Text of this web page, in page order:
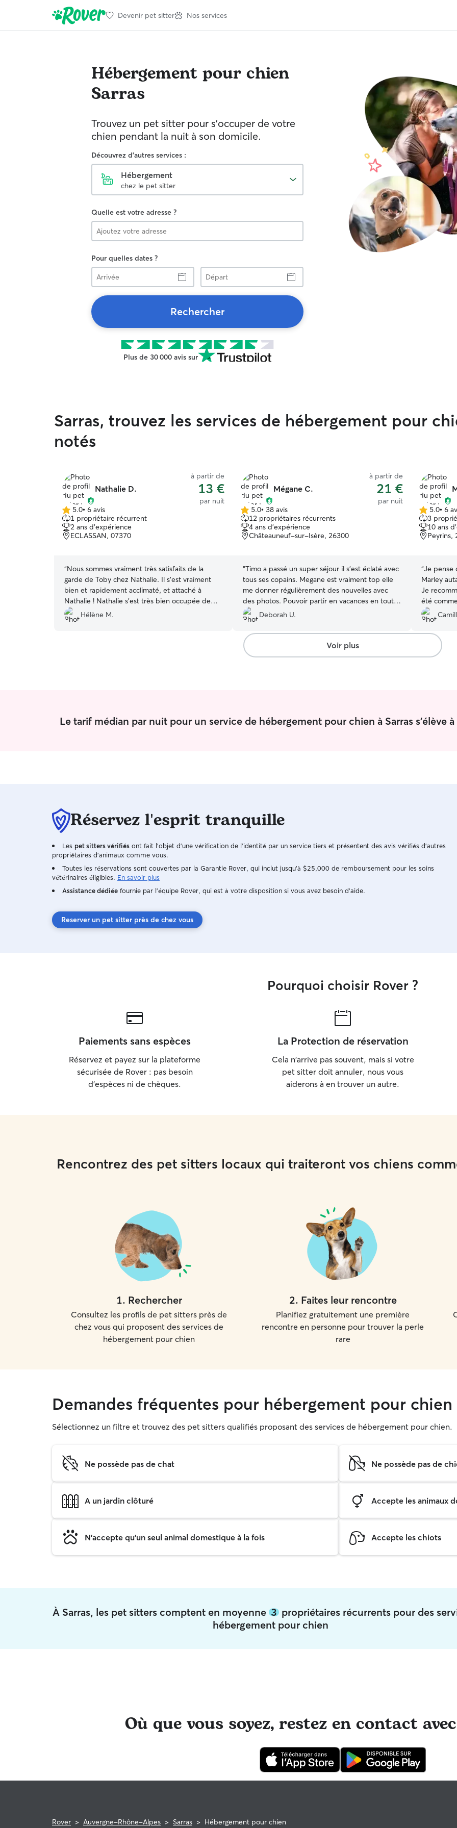
Devenir pet sitter Nos services
Hébergement pour chien
Sarras
Trouvez un pet sitter pour s'occuper de votre
chien pendant la nuit à son domicile.
Découvrez d'autres services :
Hébergement
chez le pet sitter
Quelle est votre adresse ?
Pour quelles dates ?
Arrivée
Départ
Rechercher
Plus de 30 000 avis sur
Sarras, trouvez les services de hébergement pour
notés
Nathalie D.
à partir de
13 €
par nuit
5.0 étoile(s)
sur
5
5.0• 6 avis
1 propriétaire récurrent
2 ans d'expérience
ECLASSAN, 07370
“Nous sommes vraiment très satisfaits de la
garde de Toby chez Nathalie. Il s'est vraiment
bien et rapidement acclimaté, et attaché à
Nathalie ! Nathalie s'est très bien occupée de
Toby, avec de belles ballades quotidiennes,
plusieurs fois par jour, pour son plus grand
Hélène M.
Mégane C.
à partir de
21 €
par nuit
5.0 étoile(s)
sur
5
5.0• 38 avis
12 propriétaires récurrents
4 ans d'expérience
Châteauneuf-sur-Isère, 26300
“Timo a passé un super séjour il s’est éclaté avec
tous ses copains. Megane est vraiment top elle
me donner régulièrement des nouvelles avec
des photos. Pouvoir partir en vacances en toute
tranquillité quand votre chien est bien c’est
génial. Merci encore à vous.
Deborah U.
5.0 étoile(s)
sur
5
5.0• 6
3
10 ans
Peyrins,
“Je pense
Marley
Je
été
Merci de
de jeux
rencontre
Voir plus
Le tarif médian par nuit pour un service de hébergement pour chien à Sarras s'élève à
Réservez l'esprit tranquille
Les pet sitters vérifiés ont fait l'objet d'une vérification de l'identité par un service tiers et présentent des avis vérifiés d'autres
propriétaires d'animaux comme vous.
Toutes les réservations sont couvertes par la Garantie Rover, qui inclut jusqu'à $25,000 de remboursement pour les soins
vétérinaires éligibles. En savoir plus
Assistance dédiée fournie par l'équipe Rover, qui est à votre disposition si vous avez besoin d'aide.
Reserver un pet sitter près de chez vous
Pourquoi choisir Rover ?
Paiements sans espèces
Réservez et payez sur la plateforme
sécurisée de Rover : pas besoin
d'espèces ni de chèques.
La Protection de réservation
Cela n'arrive pas souvent, mais si votre
pet sitter doit annuler, nous vous
aiderons à en trouver un autre.
Rencontrez des pet sitters locaux qui traiteront vos chiens
1. Rechercher
Consultez les profils de pet sitters près de
chez vous qui proposent des services de
hébergement pour chien
2. Faites leur rencontre
Planifiez gratuitement une première
rencontre en personne pour trouver la perle
rare
Demandes fréquentes pour hébergement pour chien
Sélectionnez un filtre et trouvez des pet sitters qualifiés proposant des services de hébergement pour chien.
Ne possède pas de chat Ne possède pas de
A un jardin clôturé Accepte les animaux
N'accepte qu'un seul animal domestique à la fois Accepte les chiots
À Sarras, les pet sitters comptent en moyenne3 propriétaires récurrents pour des
hébergement pour chien
Où que vous soyez, restez en contact
Rover > Auvergne-Rhône-Alpes > Sarras > Hébergement pour chien